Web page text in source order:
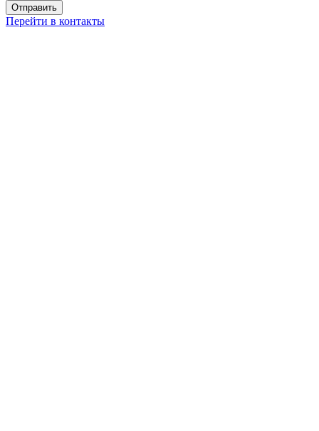
Перейти в контакты